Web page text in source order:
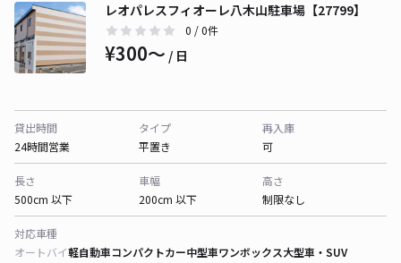
レオパレスフィオーレ八木山駐車場【27799】
0 / 0件
¥300〜 / 日
貸出時間
24時間営業
タイプ
平置き
再入庫
可
長さ
500cm 以下
車幅
200cm 以下
高さ
制限なし
対応車種
オートバイ軽自動車コンパクトカー中型車ワンボックス大型車・SUV